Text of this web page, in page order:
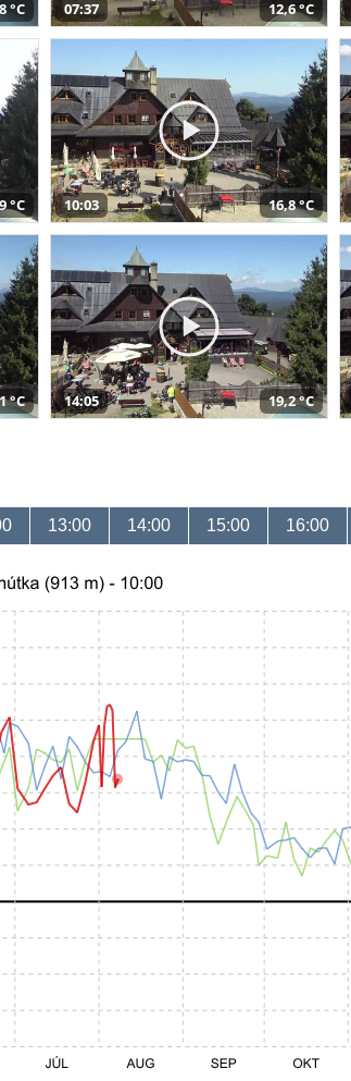
°C 07:37 12,6 °C
°C 10:03 16,8 °C
°C 14:05 19,2 °C
13:00 14:00 15:00 16:00